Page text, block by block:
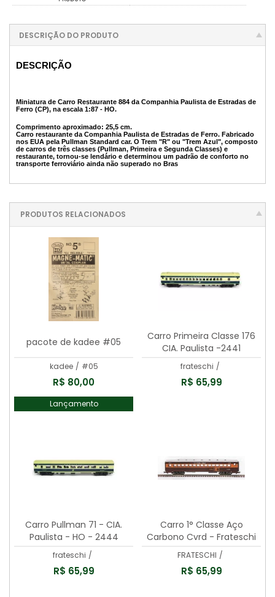
DESCRIÇÃO DO PRODUTO
DESCRIÇÃO
Miniatura de Carro Restaurante 884 da Companhia Paulista de Estradas de
Ferro (CP), na escala 1:87 - HO.
Comprimento aproximado: 25,5 cm.
Carro restaurante da Companhia Paulista de Estradas de Ferro. Fabricado
nos EUA pela Pullman Standard car. O Trem "R" ou "Trem Azul", composto
de carros de três classes (Pullman, Primeira e Segunda Classes) e
restaurante, tornou-se lendário e determinou um padrão de conforto no
transporte ferroviário ainda não superado no Bras
PRODUTOS RELACIONADOS
pacote de kadee #05
kadee / #05
R$ 80,00
Lançamento
Carro Primeira Classe 176
CIA. Paulista -2441
frateschi /
R$ 65,99
Carro Pullman 71 - CIA.
Paulista - HO - 2444
frateschi /
R$ 65,99
Carro 1° Classe Aço
Carbono Cvrd - Frateschi
-2486
FRATESCHI /
R$ 65,99